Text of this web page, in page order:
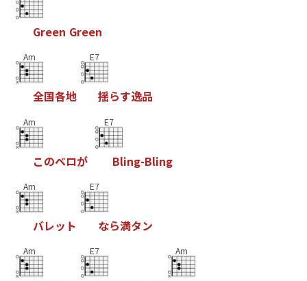
Green Green
Am
全国各地
E7
揺らす逸品
Am
このベロが
E7
Bling-Bling
Am
バレッ ト
E7
なら満タン
Am E7 Am